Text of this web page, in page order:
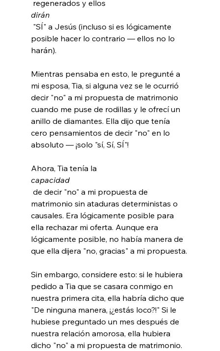
regenerados y ellos
dirán
posible hacer lo contrario — ellos no lo
harán).
Mientras pensaba en esto, le pregunté a
mi esposa, Tia, si alguna vez se le ocurrió
decir "no" a mi propuesta de matrimonio
cuando me puse de rodillas y le ofrecí un
anillo de diamantes. Ella dijo que tenía
cero pensamientos de decir "no" en lo
absoluto — ¡solo "sí, Sí, SÍ"!
Ahora, Tia tenía la
capacidad
matrimonio sin ataduras deterministas o
causales. Era lógicamente posible para
ella rechazar mi oferta. Aunque era
lógicamente posible, no había manera de
que ella dijera "no, gracias" a mi propuesta.
Sin embargo, considere esto: si le hubiera
pedido a Tia que se casara conmigo en
nuestra primera cita, ella habría dicho que
"De ninguna manera, ¡¿estás loco?!" Si le
hubiese preguntado un mes después de
nuestra relación amorosa, ella hubiera
dicho "no" a mi propuesta de matrimonio.